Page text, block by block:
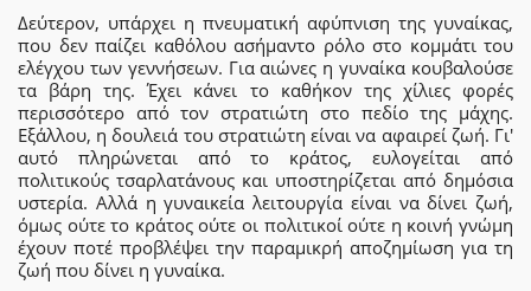
Δεύτερον, υπάρχει η πνευματική αφύπνιση της γυναίκας,
που δεν παίζει καθόλου ασήμαντο ρόλο στο κομμάτι του
ελέγχου των γεννήσεων. Για αιώνες η γυναίκα κουβαλούσε
τα βάρη της. Έχει κάνει το καθήκον της χίλιες φορές
περισσότερο από τον στρατιώτη στο πεδίο της μάχης.
Εξάλλου, η δουλειά του στρατιώτη είναι να αφαιρεί ζωή. Γι'
αυτό πληρώνεται από το κράτος, ευλογείται από
πολιτικούς τσαρλατάνους και υποστηρίζεται από δημόσια
υστερία. Αλλά η γυναικεία λειτουργία είναι να δίνει ζωή,
όμως ούτε το κράτος ούτε οι πολιτικοί ούτε η κοινή γνώμη
έχουν ποτέ προβλέψει την παραμικρή αποζημίωση για τη
ζωή που δίνει η γυναίκα.